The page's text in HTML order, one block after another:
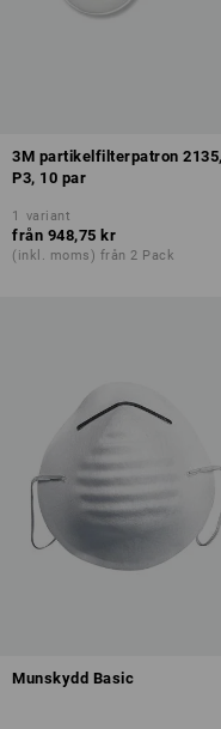
3M partikelfilterpatron 2135,
P3, 10 par
1 variant
från 948,75 kr
(inkl. moms) från 2 Pack
Munskydd Basic